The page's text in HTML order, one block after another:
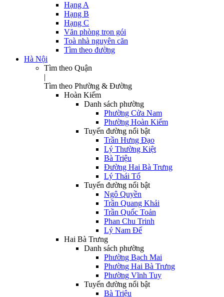
Hạng A
Hạng B
Hạng C
Văn phòng trọn gói
Toà nhà nguyên căn
Tìm theo đường
Hà Nội
Tìm theo Quận
|
Tìm theo Phường & Đường
Hoàn Kiếm
Danh sách phường
Phường Cửa Nam
Phường Hoàn Kiếm
Tuyến đường nổi bật
Trần Hưng Đạo
Lý Thường Kiệt
Bà Triệu
Đường Hai Bà Trưng
Lý Thái Tổ
Tuyến đường nổi bật
Ngô Quyền
Trần Quang Khải
Trần Quốc Toản
Phan Chu Trinh
Lý Nam Đế
Hai Bà Trưng
Danh sách phường
Phường Bạch Mai
Phường Hai Bà Trưng
Phường Vĩnh Tuy
Tuyến đường nổi bật
Bà Triệu